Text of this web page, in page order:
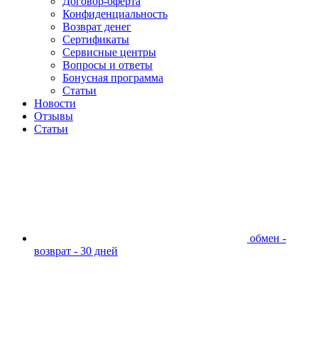
Конфиденциальность
Возврат денег
Сертификаты
Сервисные центры
Вопросы и ответы
Бонусная программа
Статьи
Новости
Отзывы
Статьи
обмен -
возврат - 30 дней